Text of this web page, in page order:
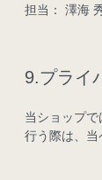
担当： 澤海
9.プライ
当ショップ
行う際は、当